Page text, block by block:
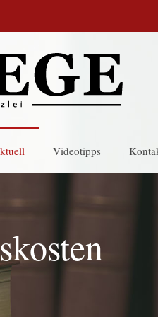
Videotipps